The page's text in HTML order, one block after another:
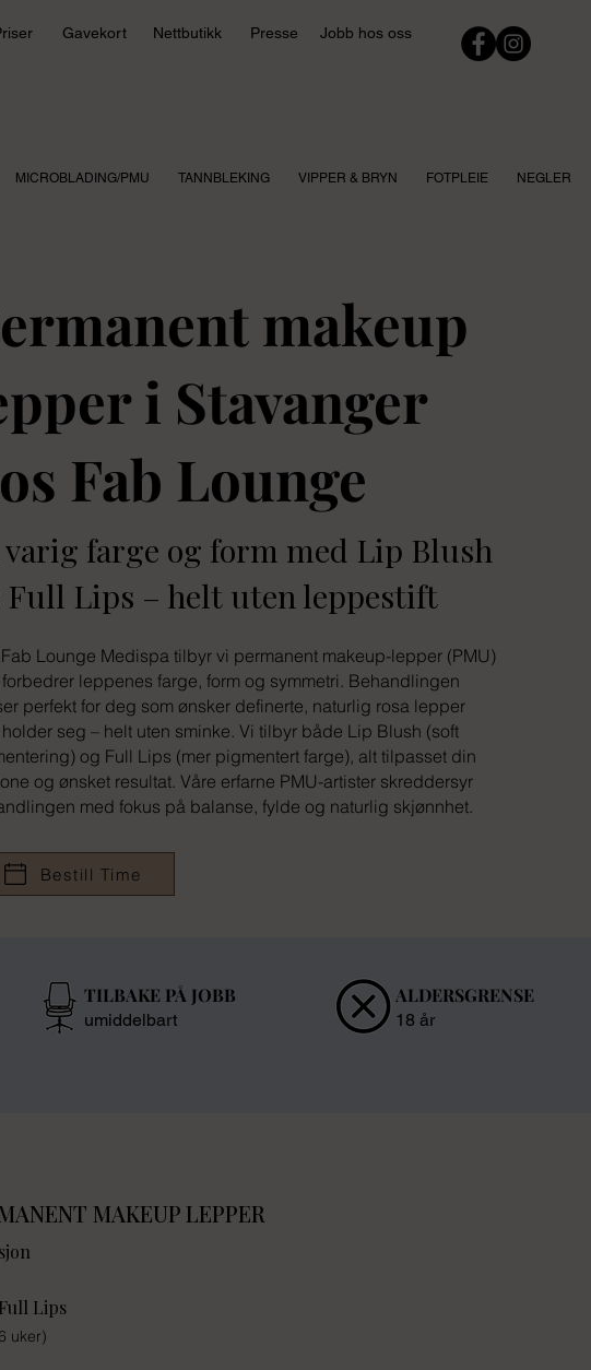
Gavekort Nettbutikk Presse Jobb hos oss
MICROBLADING/PMU TANNBLEKING VIPPER & BRYN FOTPLEIE NEGLER
makeup
i Stavanger
Fab Lounge
varig farge og form med Lip Blush
Full Lips – helt uten leppestift
Lounge Medispa tilbyr vi permanent makeup-lepper (PMU)
leppenes farge, form og symmetri. Behandlingen
perfekt for deg som ønsker definerte, naturlig rosa lepper
seg – helt uten sminke. Vi tilbyr både Lip Blush (soft
og Full Lips (mer pigmentert farge), alt tilpasset din
og ønsket resultat. Våre erfarne PMU-artister skreddersyr
med fokus på balanse, fylde og naturlig skjønnhet.
Bestill Time
TILBAKE PÅ JOBB
umiddelbart
ALDERSGRENSE
18 år
MAKEUP LEPPER
Lips
uker)